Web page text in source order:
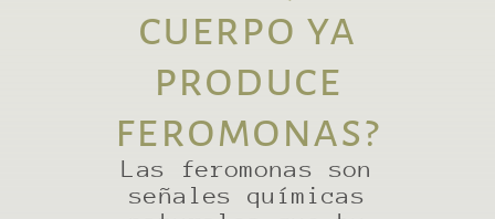
cuerpo ya
produce
feromonas?
Las feromonas son
señales químicas